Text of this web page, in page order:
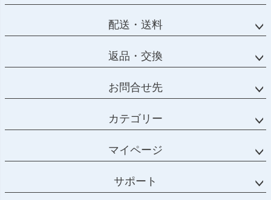
配送・送料
返品・交換
お問合せ先
カテゴリー
マイページ
サポート